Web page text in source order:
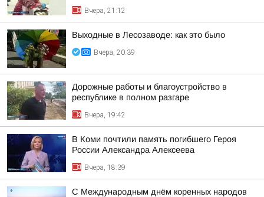
Вчера, 21:12
Выходные в Лесозаводе: как это было
Вчера, 20:39
Дорожные работы и благоустройство в
республике в полном разгаре
Вчера, 19:42
В Коми почтили память погибшего Героя
России Александра Алексеева
Вчера, 18:39
С Международным днём коренных народов